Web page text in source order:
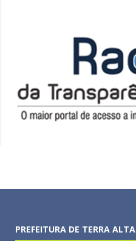
PREFEITURA DE TERRA ALTA